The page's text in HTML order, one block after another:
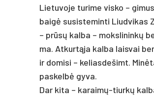
Lie­tu­vo­je tu­ri­me vis­ko –
baigė su­si­ste­min­ti Liud­vi­kas
– prūsų kal­ba – moks­li­ninkų
ma. At­kurtą­ja kal­ba lais­vai
ir do­mi­si – ke­lias­de­šimt.
pa­skelbė gy­va.
Dar ki­ta – ka­raimų-tiurkų